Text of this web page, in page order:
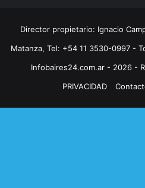
Director propietario: Ignacio
Matanza, Tel: +54 11 3530-0997 -
Infobaires24.com.ar - 2026 -
PRIVACIDAD